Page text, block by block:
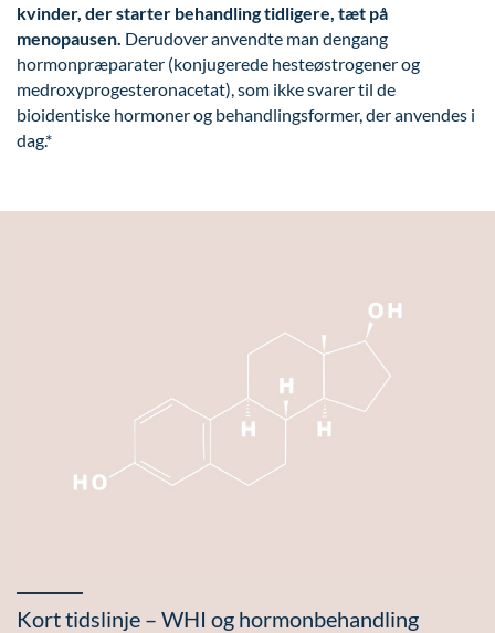
kvinder, der starter behandling tidligere, tæt på
menopausen. Derudover anvendte man dengang
hormonpræparater (konjugerede hesteøstrogener og
medroxyprogesteronacetat), som ikke svarer til de
bioidentiske hormoner og behandlingsformer, der anvendes i
dag.*
Kort tidslinje – WHI og hormonbehandling